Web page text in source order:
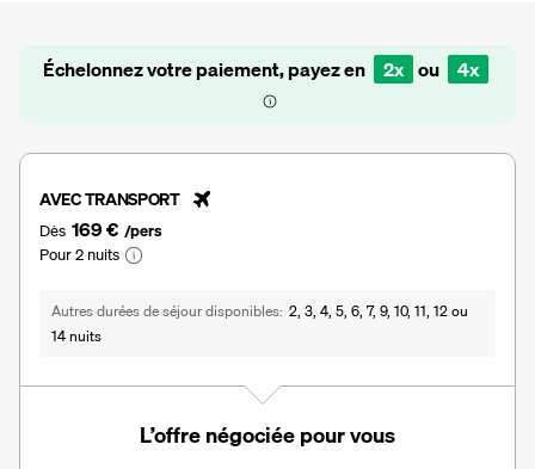
Échelonnez votre paiement, payez en 2x ou 4x
AVEC TRANSPORT
Dès 169 € /pers
Pour 2 nuits
Autres durées de séjour disponibles 2, 3, 4, 5, 6, 7, 9, 10, 11, 12 ou
14 nuits
L’offre négociée pour vous